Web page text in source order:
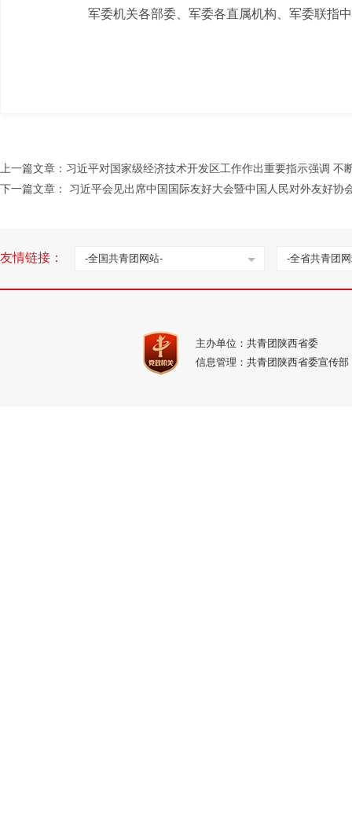
军委机关各部委、军委各直属机构、军委联指
上一篇文章： 习近平对国家级经济技术开发区工作作出重要指示强调
下一篇文章：
习近平会见出席中国国际友好大会暨中国人民对外友好协
友情链接： -全国共青团网站- -全省共青团
主办单位：共青团陕西省委
信息管理：共青团陕西省委宣传部